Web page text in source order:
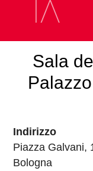
Sala
Indirizzo
Piazza Galvani,
Bologna